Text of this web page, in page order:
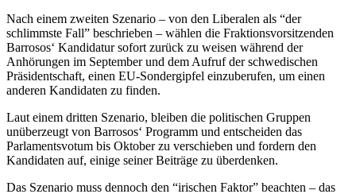
Nach einem zweiten Szenario – von den Liberalen als “der
schlimmste Fall” beschrieben – wählen die Fraktionsvorsitzenden
Barrosos‘ Kandidatur sofort zurück zu weisen während der
Anhörungen im September und dem Aufruf der schwedischen
Präsidentschaft, einen EU-Sondergipfel einzuberufen, um einen
anderen Kandidaten zu finden.
Laut einem dritten Szenario, bleiben die politischen Gruppen
unüberzeugt von Barrosos‘ Programm und entscheiden das
Parlamentsvotum bis Oktober zu verschieben und fordern den
Kandidaten auf, einige seiner Beiträge zu überdenken.
Das Szenario muss dennoch den “irischen Faktor” beachten – das